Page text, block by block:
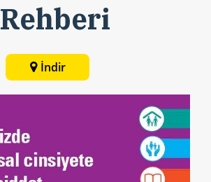
Rehberi
İndir